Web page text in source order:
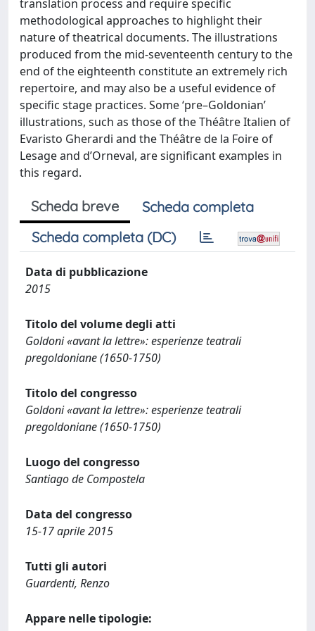
translation process and require specific
methodological approaches to highlight their
nature of theatrical documents. The illustrations
produced from the mid-seventeenth century to the
end of the eighteenth constitute an extremely rich
repertoire, and may also be a useful evidence of
specific stage practices. Some ‘pre–Goldonian’
illustrations, such as those of the Théâtre Italien of
Evaristo Gherardi and the Théâtre de la Foire of
Lesage and d’Orneval, are significant examples in
this regard.
Scheda breve
Scheda completa
Scheda completa (DC)
Data di pubblicazione
2015
Titolo del volume degli atti
Goldoni «avant la lettre»: esperienze teatrali
pregoldoniane (1650-1750)
Titolo del congresso
Goldoni «avant la lettre»: esperienze teatrali
pregoldoniane (1650-1750)
Luogo del congresso
Santiago de Compostela
Data del congresso
15-17 aprile 2015
Tutti gli autori
Guardenti, Renzo
Appare nelle tipologie: